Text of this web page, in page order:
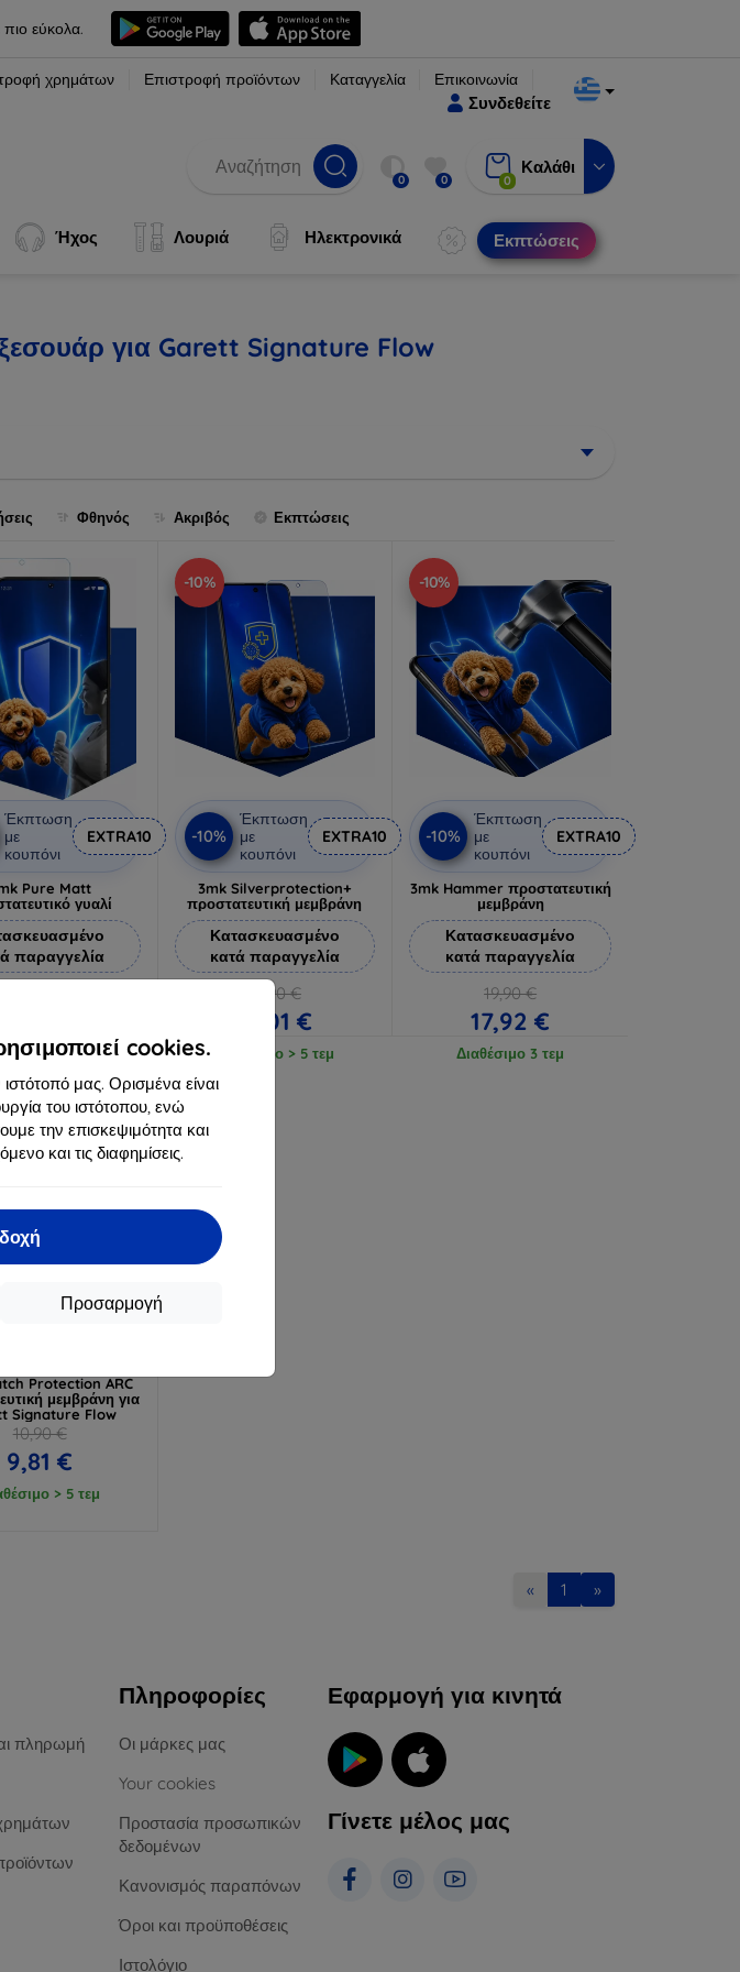
εύκολα.
cookies.
μας. Ορισμένα είναι
του ιστότοπου, ενώ
την επισκεψιμότητα και
και τις διαφημίσεις.
Προσαρμογή
χρημάτων Επιστροφή προϊόντων Καταγγελία Επικοινωνία
Συνδεθείτε
0 0 0
Καλάθι
Ήχος Λουριά Ηλεκτρονικά Εκπτώσεις
για Garett Signature Flow
Φθηνός Ακριβός Εκπτώσεις
Έκπτωση
με
κουπόνι
EXTRA10
Pure Matt
γυαλί
παραγγελία
> 5 τεμ
-10%
-10%
Έκπτωση
με
κουπόνι
EXTRA10
3mk Silverprotection+
προστατευτική μεμβράνη
Κατασκευασμένο
κατά παραγγελία
18,90 €
17,01 €
Διαθέσιμο > 5 τεμ
-10%
-10%
Έκπτωση
με
κουπόνι
EXTRA10
3mk Hammer προστατευτική
μεμβράνη
Κατασκευασμένο
κατά παραγγελία
19,90 €
17,92 €
Διαθέσιμο 3 τεμ
Έκπτωση
Protection ARC
μεμβράνη για
Signature Flow
10,90 €
9,81 €
> 5 τεμ
« 1 »
πληρωμή
Πληροφορίες
Οι μάρκες μας
Your cookies
Προστασία προσωπικών
δεδομένων
Κανονισμός παραπόνων
Όροι και προϋποθέσεις
Ιστολόγιο
Εφαρμογή για κινητά
Γίνετε μέλος μας